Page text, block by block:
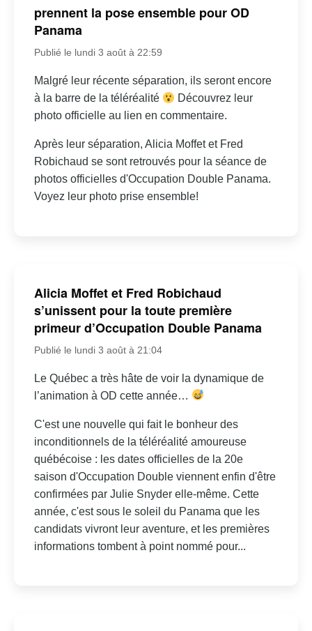
prennent la pose ensemble pour OD
Panama
Publié le lundi 3 août à 22:59
Malgré leur récente séparation, ils seront encore
à la barre de la téléréalité
Découvrez leur
photo officielle au lien en commentaire.
Après leur séparation, Alicia Moffet et Fred
Robichaud se sont retrouvés pour la séance de
photos officielles d'Occupation Double Panama.
Voyez leur photo prise ensemble!
Alicia Moffet et Fred Robichaud
s’unissent pour la toute première
primeur d’Occupation Double Panama
Publié le lundi 3 août à 21:04
Le Québec a très hâte de voir la dynamique de
l’animation à OD cette année…
C'est une nouvelle qui fait le bonheur des
inconditionnels de la téléréalité amoureuse
québécoise : les dates officielles de la 20e
saison d'Occupation Double viennent enfin d'être
confirmées par Julie Snyder elle-même. Cette
année, c'est sous le soleil du Panama que les
candidats vivront leur aventure, et les premières
informations tombent à point nommé pour...